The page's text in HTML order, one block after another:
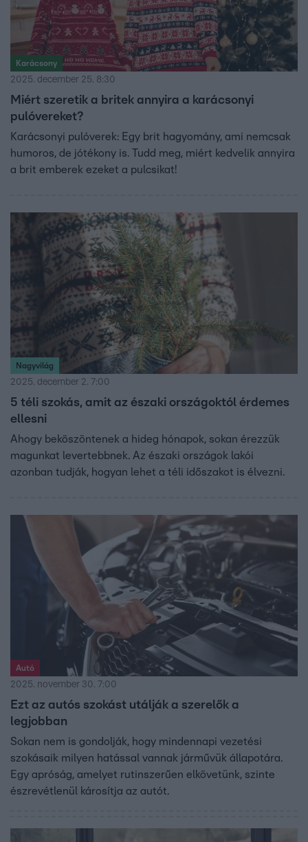
Karácsony
2025. december 25. 8:30
Miért szeretik a britek annyira a karácsonyi
pulóvereket?
Karácsonyi pulóverek: Egy brit hagyomány, ami nemcsak
humoros, de jótékony is. Tudd meg, miért kedvelik annyira
a brit emberek ezeket a pulcsikat!
Nagyvilág
2025. december 2. 7:00
5 téli szokás, amit az északi országoktól érdemes
ellesni
Ahogy beköszöntenek a hideg hónapok, sokan érezzük
magunkat levertebbnek. Az északi országok lakói
azonban tudják, hogyan lehet a téli időszakot is élvezni.
Autó
2025. november 30. 7:00
Ezt az autós szokást utálják a szerelők a
legjobban
Sokan nem is gondolják, hogy mindennapi vezetési
szokásaik milyen hatással vannak járművük állapotára.
Egy apróság, amelyet rutinszerűen elkövetünk, szinte
észrevétlenül károsítja az autót.